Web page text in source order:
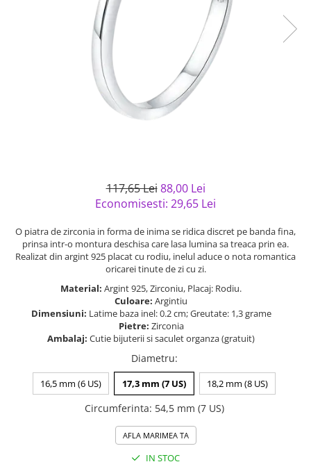
Bijuterii argint placat cu aur
Bijuterii argint cu diverse
Bijuterii argint cu murano
Bijuterii gotice si rock
Bijuterii Handmade
Casete si cutii de bijuterii
Solutii si lavete de curatare
117,65 Lei 88,00 Lei
Economisesti: 29,65 Lei
O piatra de zirconia in forma de inima se ridica discret pe banda fina,
prinsa intr-o montura deschisa care lasa lumina sa treaca prin ea.
Realizat din argint 925 placat cu rodiu, inelul aduce o nota romantica
oricarei tinute de zi cu zi.
Material: Argint 925, Zirconiu, Placaj: Rodiu.
Culoare: Argintiu
Dimensiuni: Latime baza inel: 0.2 cm; Greutate: 1,3 grame
Pietre: Zirconia
Ambalaj: Cutie bijuterii si saculet organza (gratuit)
Diametru:
16,5 mm (6 US) 17,3 mm (7 US) 18,2 mm (8 US)
Circumferinta: 54,5 mm (7 US)
AFLA MARIMEA TA
IN STOC